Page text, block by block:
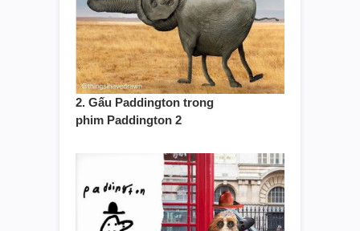
2. Gấu Paddington trong
phim Paddington 2